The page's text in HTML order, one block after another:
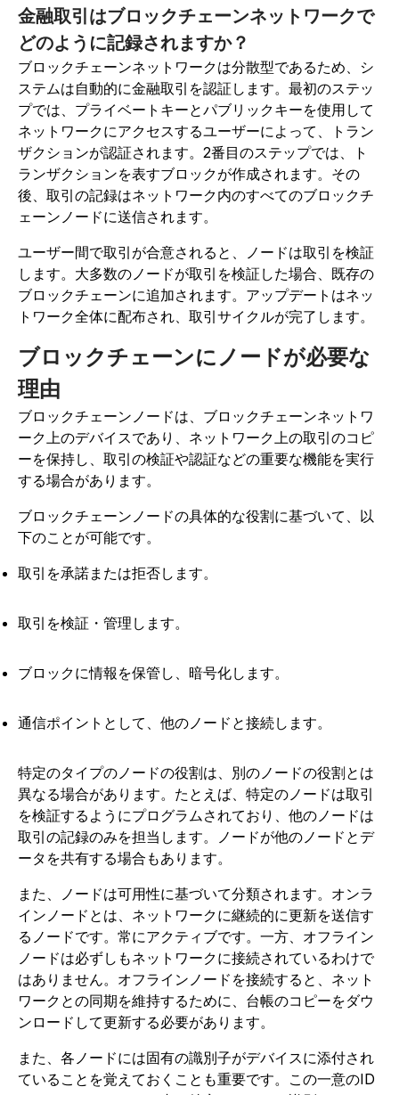
金融取引はブロックチェーンネットワークで
どのように記録されますか？
ブロックチェーンネットワークは分散型であるため、シ
ステムは自動的に金融取引を認証します。最初のステッ
プでは、プライベートキーとパブリックキーを使用して
ネットワークにアクセスするユーザーによって、トラン
ザクションが認証されます。2番目のステップでは、ト
ランザクションを表すブロックが作成されます。その
後、取引の記録はネットワーク内のすべてのブロックチ
ェーンノードに送信されます。
ユーザー間で取引が合意されると、ノードは取引を検証
します。大多数のノードが取引を検証した場合、既存の
ブロックチェーンに追加されます。アップデートはネッ
トワーク全体に配布され、取引サイクルが完了します。
ブロックチェーンにノードが必要な
理由
ブロックチェーンノードは、ブロックチェーンネットワ
ーク上のデバイスであり、ネットワーク上の取引のコピ
ーを保持し、取引の検証や認証などの重要な機能を実行
する場合があります。
ブロックチェーンノードの具体的な役割に基づいて、以
下のことが可能です。
取引を承諾または拒否します。
取引を検証・管理します。
ブロックに情報を保管し、暗号化します。
通信ポイントとして、他のノードと接続します。
特定のタイプのノードの役割は、別のノードの役割とは
異なる場合があります。たとえば、特定のノードは取引
を検証するようにプログラムされており、他のノードは
取引の記録のみを担当します。ノードが他のノードとデ
ータを共有する場合もあります。
また、ノードは可用性に基づいて分類されます。オンラ
インノードとは、ネットワークに継続的に更新を送信す
るノードです。常にアクティブです。一方、オフライン
ノードは必ずしもネットワークに接続されているわけで
はありません。オフラインノードを接続すると、ネット
ワークとの同期を維持するために、台帳のコピーをダウ
ンロードして更新する必要があります。
また、各ノードには固有の識別子がデバイスに添付され
ていることを覚えておくことも重要です。この一意のID